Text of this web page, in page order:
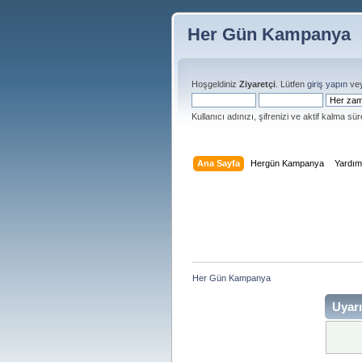
Her Gün Kampanya
Hoşgeldiniz Ziyaretçi . Lütfen giriş yapın
Kullanıcı adınızı, şifrenizi ve aktif kalma
Ana Sayfa Hergün Kampanya Yardım
Her Gün Kampanya